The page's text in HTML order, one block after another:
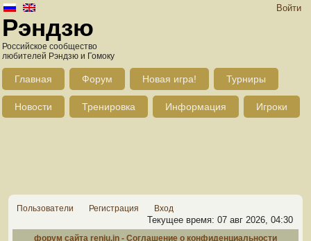
Войти
Рэндзю
Российское сообщество
любителей Рэндзю и Гомоку
Главная Форум Новая игра! Турниры
Новости Тренировка Информация Игроки
Пользователи Регистрация Вход
Текущее время: 07 авг 2026, 04:30
форум сайта renju.in - Соглашение о конфиденциальности